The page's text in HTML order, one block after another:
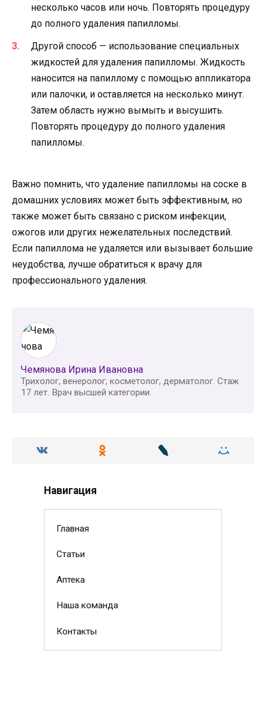
несколько часов или ночь. Повторять процедуру
до полного удаления папилломы.
Другой способ — использование специальных
жидкостей для удаления папилломы. Жидкость
наносится на папиллому с помощью аппликатора
или палочки, и оставляется на несколько минут.
Затем область нужно вымыть и высушить.
Повторять процедуру до полного удаления
папилломы.
Важно помнить, что удаление папилломы на соске в
домашних условиях может быть эффективным, но
также может быть связано с риском инфекции,
ожогов или других нежелательных последствий.
Если папиллома не удаляется или вызывает большие
неудобства, лучше обратиться к врачу для
профессионального удаления.
Чемянова Ирина Ивановна
Трихолог, венеролог, косметолог, дерматолог. Стаж
17 лет. Врач высшей категории.
Навигация
Главная
Статьи
Аптека
Наша команда
Контакты